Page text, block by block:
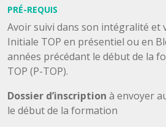
PRÉ-REQUIS
Avoir suivi dans son intégralité et
Initiale TOP en présentiel ou en
années précédant le début de la
TOP (P-TOP).
Dossier d’inscription à envoyer
le début de la formation